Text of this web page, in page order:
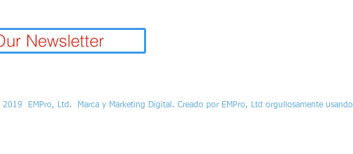
Newsletter
EMPro, Ltd. Marca y Marketing Digital. Creado por EMPro, Ltd orgullosamente usando